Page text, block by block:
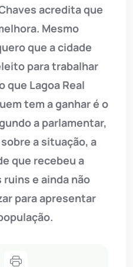
acredita que
Mesmo
que a cidade
para trabalhar
que Lagoa Real
tem a ganhar é o
a parlamentar,
a situação, a
que recebeu a
e ainda não
para apresentar